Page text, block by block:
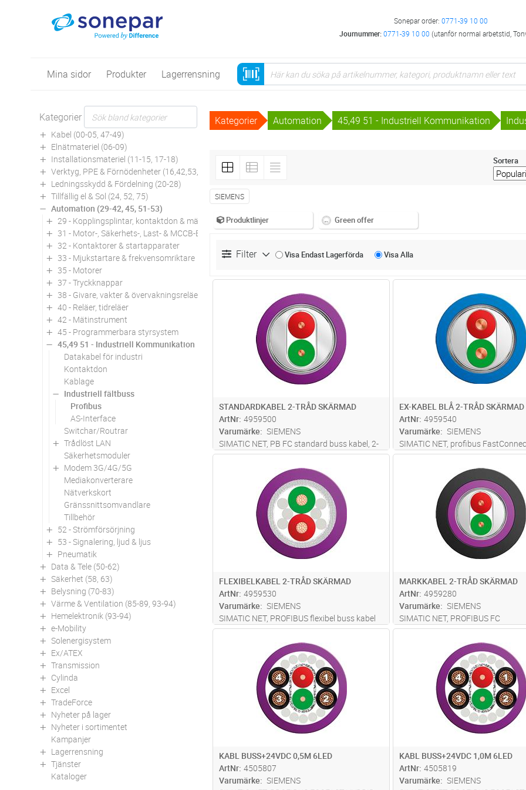
Sonepar order: 0771-39 10 00
Journummer:0771-39 10 00 (utanför normal arbetstid,
Mina sidor Produkter Lagerrensning
Kategorier
Kabel (00-05, 47-49)
Elnätmateriel (06-09)
Installationsmateriel (11-15, 17-18)
Verktyg, PPE & Förnödenheter (16,42,53,94)
Ledningsskydd & Fördelning (20-28)
Tillfällig el & Sol (24, 52, 75)
Automation (29-42, 45, 51-53)
29 - Kopplingsplintar, kontaktdon & märkning
31 - Motor-, Säkerhets-, Last- & MCCB-Brytare
32 - Kontaktorer & startapparater
33 - Mjukstartare & frekvensomriktare
35 - Motorer
37 - Tryckknappar
38 - Givare, vakter & övervakningsreläer
40 - Reläer, tidreläer
42 - Mätinstrument
45 - Programmerbara styrsystem
45,49 51 - Industriell Kommunikation
Datakabel för industri
Kontaktdon
Kablage
Industriell fältbuss
Profibus
AS-Interface
Switchar/Routrar
Trådlöst LAN
Säkerhetsmoduler
Modem 3G/4G/5G
Mediakonverterare
Nätverkskort
Gränssnittsomvandlare
Tillbehör
52 - Strömförsörjning
53 - Signalering, ljud & ljus
Pneumatik
Data & Tele (50-62)
Säkerhet (58, 63)
Belysning (70-83)
Värme & Ventilation (85-89, 93-94)
Hemelektronik (93-94)
e-Mobility
Solenergisystem
Ex/ATEX
Transmission
Cylinda
Excel
TradeForce
Nyheter på lager
Nyheter i sortimentet
Kampanjer
Lagerrensning
Tjänster
Kataloger
Kategorier Automation 45,49 51 - Industriell Kommunikation
Sortera
SIEMENS
Produktlinjer Green offer
Filter Visa Endast Lagerförda VisaAlla
Lägg i kundvagn
STANDARDKABEL 2-TRÅD SKÄRMAD
ArtNr 4959500
Varumärke
SIEMENS
SIMATIC NET, PB FC standard buss kabel, 2-
tråd, skärmad special design för snabb
installation, max. leveranslängd: 1000 m,
minsta beställni ngskvantitet: 20 m, säljes
Lägg i
EX-KABEL BLÅ 2-TRÅD SKÄRMAD
ArtNr 4959540
Varumärke
SIEMENS
SIMATIC NET, profibus
processkabel, busskabel för IEC
mantel, för Ex-applikationer, 2-tråd,
säljes per met er, max.
m, minsta order kvantitet 20...läs
Lägg i kundvagn
FLEXIBELKABEL 2-TRÅD SKÄRMAD
ArtNr 4959530
Varumärke
SIEMENS
SIMATIC NET, PROFIBUS flexibel buss kabel
för högflexibla applikatione r (vridning) max.
leveranslängd: 1000 m, minsta order
kvantitet 20 met er säljes per meter
Lägg i
MARKKABEL 2-TRÅD SKÄRMAD
ArtNr 4959280
Varumärke
SIEMENS
SIMATIC NET, PROFIBUS FC
markförläggningskabel, 2-tråd,
sälje s per meter, max.
m, minsta orderkvantitet 20 mete r
Lägg i kundvagn
KABL BUSS+24VDC 0,5M 6LED
ArtNr 4505807
Varumärke
SIEMENS
Lägg i
KABL BUSS+24VDC 1,0M 6LED
ArtNr 4505819
Varumärke
SIEMENS